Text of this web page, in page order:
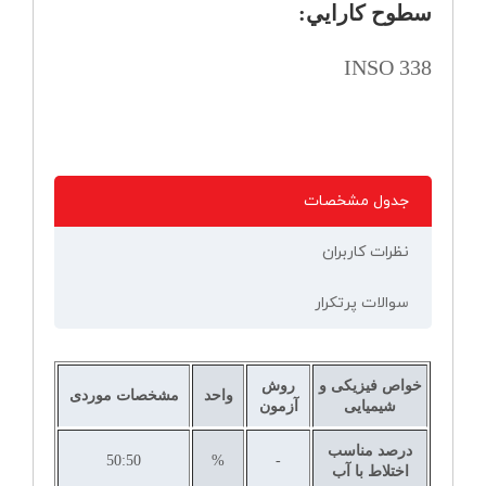
سطوح كارايي:
INSO 338
جدول مشخصات
نظرات کاربران
سوالات پرتکرار
خواص فیزیکی و
شیمیایی
روش
آزمون
واحد مشخصات موردی
درصد مناسب
اختلاط با آب
-
%
50:50